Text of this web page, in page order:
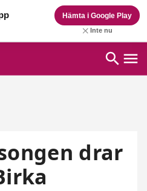
Hämta i Google Play
Inte nu
drar